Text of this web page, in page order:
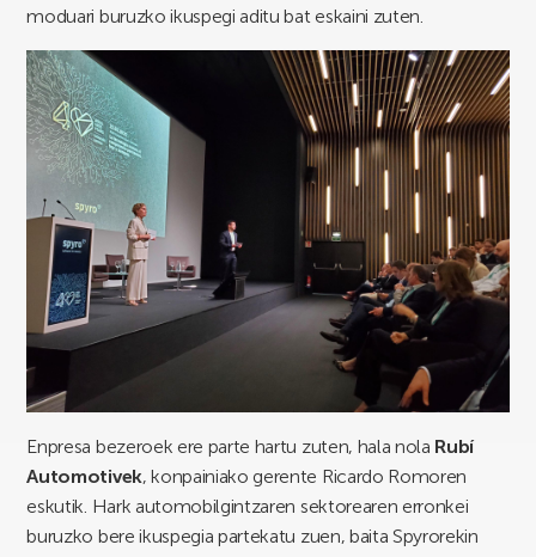
moduari buruzko ikuspegi aditu bat eskaini zuten.
Enpresa bezeroek ere parte hartu zuten, hala nola Rubí
Automotivek, konpainiako gerente Ricardo Romoren
eskutik. Hark automobilgintzaren sektorearen erronkei
buruzko bere ikuspegia partekatu zuen, baita Spyrorekin